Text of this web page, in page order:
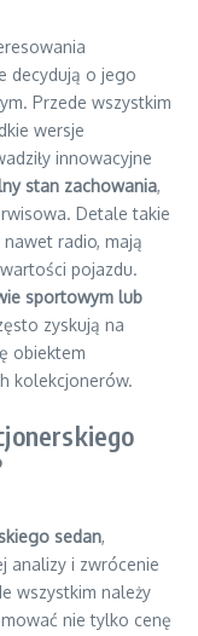
decydują o jego
Przede wszystkim
wersje
innowacyjne
stan zachowania,
Detale takie
radio, mają
pojazdu.
sportowym lub
zyskują na
obiektem
kolekcjonerów.
sedan,
analizy i zwrócenie
wszystkim należy
nie tylko cenę